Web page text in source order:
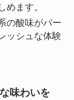
めます。
の酸味がバー
ッシュな体験
味わいを